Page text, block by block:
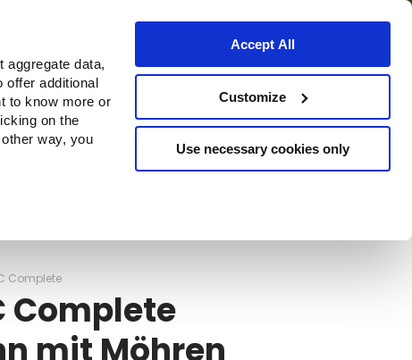
aggregate data,
offer additional
to know more or
on the
way, you
Accept All
Customize
Use necessary cookies only
Bezugsquellen
Complete
Complete
mit Möhren